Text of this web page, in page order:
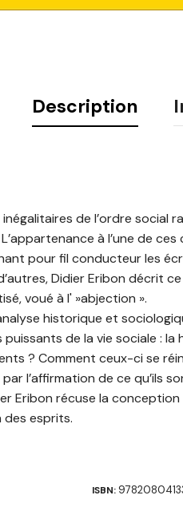
Description
de l’ordre social
L’appartenance à l’une de
pour fil conducteur les
Didier Eribon décrit
voué à l' »abjection ».
historique et
puissants de la vie sociale :
? Comment ceux-ci se
l’affirmation de ce qu’ils
Eribon récuse la
esprits.
ISBN: